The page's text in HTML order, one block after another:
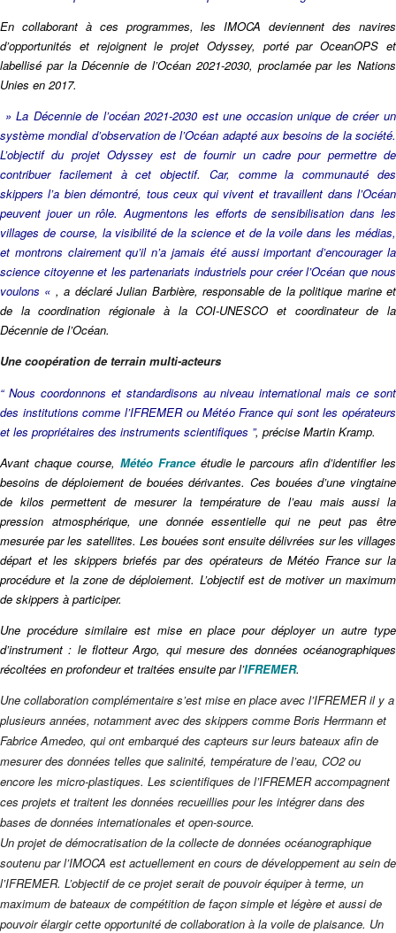
En collaborant à ces programmes, les IMOCA deviennent des navires
d’opportunités et rejoignent le projet Odyssey, porté par OceanOPS et
labellisé par la Décennie de l’Océan 2021-2030, proclamée par les Nations
Unies en 2017.
» La Décennie de l’océan 2021-2030 est une occasion unique de créer un
système mondial d’observation de l’Océan adapté aux besoins de la société.
L’objectif du projet Odyssey est de fournir un cadre pour permettre de
contribuer facilement à cet objectif. Car, comme la communauté des
skippers l’a bien démontré, tous ceux qui vivent et travaillent dans l’Océan
peuvent jouer un rôle. Augmentons les efforts de sensibilisation dans les
villages de course, la visibilité de la science et de la voile dans les médias,
et montrons clairement qu’il n’a jamais été aussi important d’encourager la
science citoyenne et les partenariats industriels pour créer l’Océan que nous
voulons « , a déclaré Julian Barbière, responsable de la politique marine et
de la coordination régionale à la COI-UNESCO et coordinateur de la
Décennie de l’Océan.
Une coopération de terrain multi-acteurs
“ Nous coordonnons et standardisons au niveau international mais ce sont
des institutions comme l’IFREMER ou Météo France qui sont les opérateurs
et les propriétaires des instruments scientifiques ”, précise Martin Kramp.
Avant chaque course, Météo Franceétudie le parcours afin d’identifier les
besoins de déploiement de bouées dérivantes. Ces bouées d’une vingtaine
de kilos permettent de mesurer la température de l’eau mais aussi la
pression atmosphérique, une donnée essentielle qui ne peut pas être
mesurée par les satellites. Les bouées sont ensuite délivrées sur les villages
départ et les skippers briefés par des opérateurs de Météo France sur la
procédure et la zone de déploiement. L’objectif est de motiver un maximum
de skippers à participer.
Une procédure similaire est mise en place pour déployer un autre type
d’instrument : le flotteur Argo, qui mesure des données océanographiques
récoltées en profondeur et traitées ensuite par l’IFREMER.
Une collaboration complémentaire s’est mise en place avec l’IFREMER il y a
plusieurs années, notamment avec des skippers comme Boris Herrmann et
Fabrice Amedeo, qui ont embarqué des capteurs sur leurs bateaux afin de
mesurer des données telles que salinité, température de l’eau, CO2 ou
encore les micro-plastiques. Les scientifiques de l’IFREMER accompagnent
ces projets et traitent les données recueillies pour les intégrer dans des
bases de données internationales et open-source.
Un projet de démocratisation de la collecte de données océanographique
soutenu par l’IMOCA est actuellement en cours de développement au sein de
l’IFREMER. L’objectif de ce projet serait de pouvoir équiper à terme, un
maximum de bateaux de compétition de façon simple et légère et aussi de
pouvoir élargir cette opportunité de collaboration à la voile de plaisance. Un